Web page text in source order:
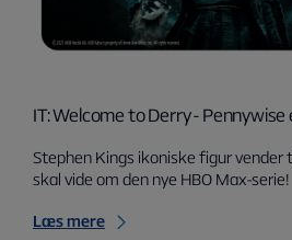
IT: Welcome to Derry - Pennywise
Stephen Kings ikoniske figur vender
skal vide om den nye HBO Max-serie!
Læs mere